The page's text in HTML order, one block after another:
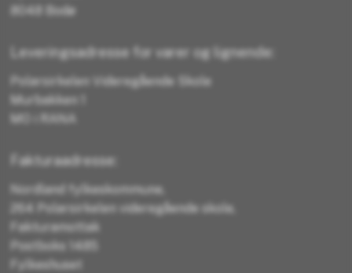
8048 Bodø
Leveringsadresse for varer og lignende:
Polarsirkelen Videregående Skole
Murbakken 1
MO i RANA
Fakturaadresse:
Nordland fylkeskommune,
264 Polarsirkelen videregående skole,
Fakturamottak
Postboks 1485
Fylkeshuset